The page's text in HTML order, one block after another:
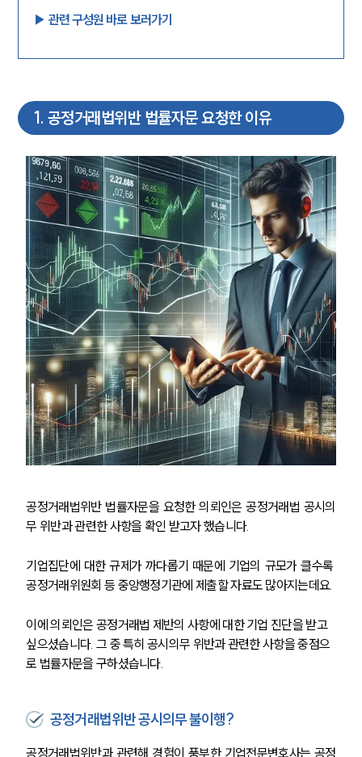
▶︎ 관련 구성원 바로 보러가기
1. 공정거래법위반 법률자문 요청한 이유
공정거래법위반 법률자문을 요청한 의뢰인은 공정거래법 공시의
무 위반과 관련한 사항을 확인 받고자 했습니다.
기업집단에 대한 규제가 까다롭기 때문에 기업의 규모가 클수록
공정거래위원회 등 중앙행정기관에 제출할 자료도 많아지는데요.
이에 의뢰인은 공정거래법 제반의 사항에 대한 기업 진단을 받고
싶으셨습니다. 그 중 특히 공시의무 위반과 관련한 사항을 중점으
로 법률자문을 구하셨습니다.
공정거래법위반 공시의무 불이행?
공정거래법위반과 관련해 경험이 풍부한 기업전문변호사는 공정